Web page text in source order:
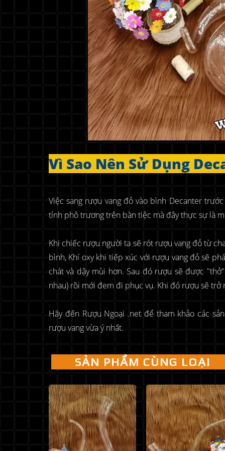
Vì Sao Nên Sử Dụng
Việc sang rượu vang đỏ vào bình Decanter
tính phô trương trên bàn tiệc mà đây thực sự là
Khi chiếc rượu người ta sẽ rót rượu vang đỏ từ
bình, Khí oxy khi tiếp xúc với rượu vang đỏ sẽ
chát và dậy mùi hơn. Sau đó rượu sẽ được
nhau) rồi mới đem đi phục vụ. Khi đó rượu sẽ trở
Hãy đến Rượu Ngoại .net để tham khảo các
rượu vang vừa ý nhất.
SẢN PHẨM CÙNG LOẠI